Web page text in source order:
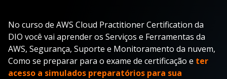
No curso de AWS Cloud Practitioner Certification da
DIO você vai aprender os Serviços e Ferramentas da
AWS, Segurança, Suporte e Monitoramento da nuvem,
Como se preparar para o exame de certificação e ter
acesso a simulados preparatórios para sua